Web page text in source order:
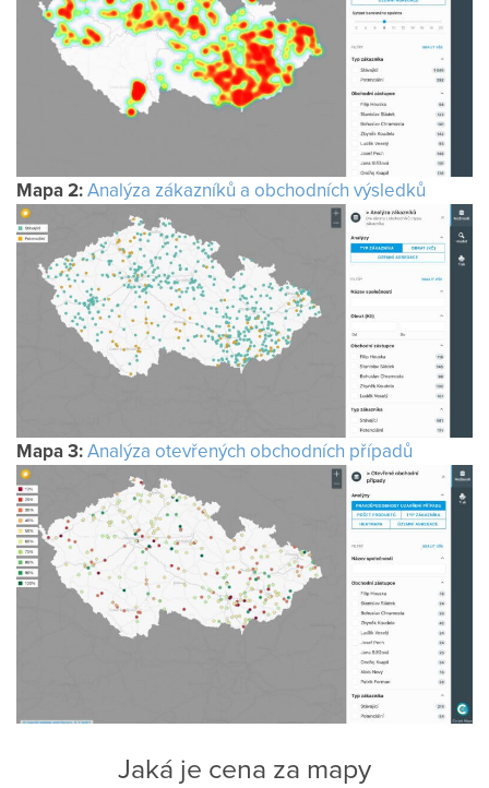
Mapa 2:Analýza zákazníků a obchodních výsledků
Mapa 3:Analýza otevřených obchodních případů
Jaká je cena za mapy